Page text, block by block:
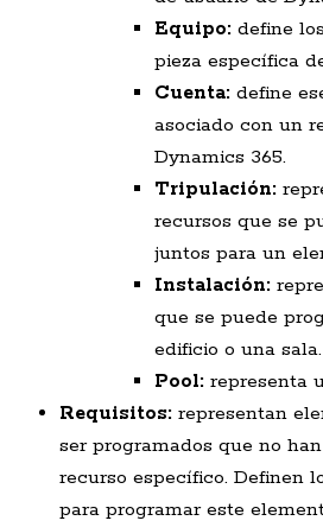
Equipo: define
pieza específica
Cuenta: define
asociado con un
Dynamics 365.
Tripulación:
recursos que se
juntos para un
Instalación:
que se puede
edificio o una sala.
Pool: representa
Requisitos: representan
ser programados que no
recurso específico. Definen
para programar este